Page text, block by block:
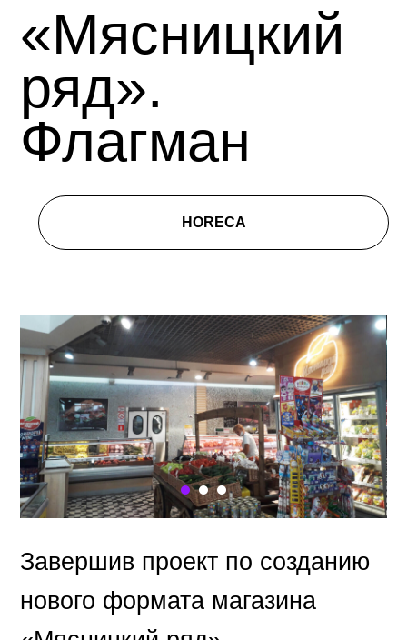
«Мясницкий
ряд».
Флагман
HORECA
Завершив проект по созданию
нового формата магазина